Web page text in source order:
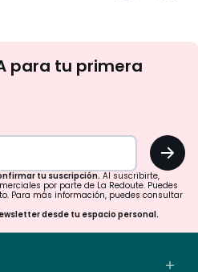
te
tu
para
confirmar
tu
suscripción.
para tu primera
OK
tu suscripción. Al suscribirte,
por parte de La Redoute. Puedes
Para más información, puedes consultar
desde tu espacio personal.